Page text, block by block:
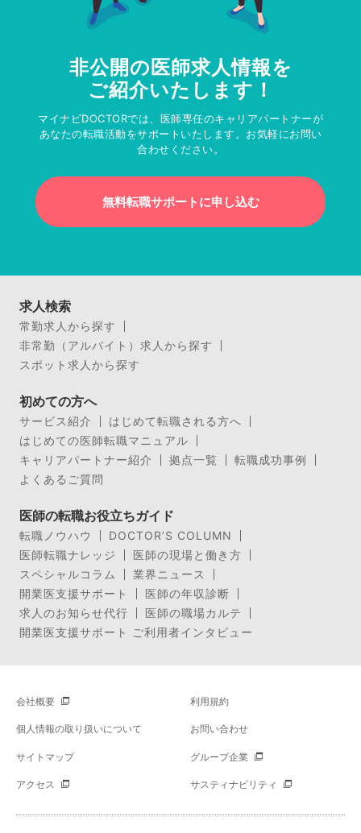
非公開の医師求人情報を
ご紹介いたします！
マイナビDOCTORでは、医師専任のキャリアパートナーが
あなたの転職活動をサポートいたします。お気軽にお問い
合わせください。
無料転職サポートに申し込む
求人検索
常勤求人から探す
非常勤（アルバイト）求人から探す
スポット求人から探す
初めての方へ
サービス紹介
はじめて転職される方へ
はじめての医師転職マニュアル
キャリアパートナー紹介
拠点一覧
転職成功事例
よくあるご質問
医師の転職お役立ちガイド
転職ノウハウ
DOCTOR’S COLUMN
医師転職ナレッジ
医師の現場と働き方
スペシャルコラム
業界ニュース
開業医支援サポート
医師の年収診断
求人のお知らせ代行
医師の職場カルテ
開業医支援サポート ご利用者インタビュー
会社概要 利用規約
個人情報の取り扱いについて お問い合わせ
サイトマップ グループ企業
アクセス サスティナビリティ